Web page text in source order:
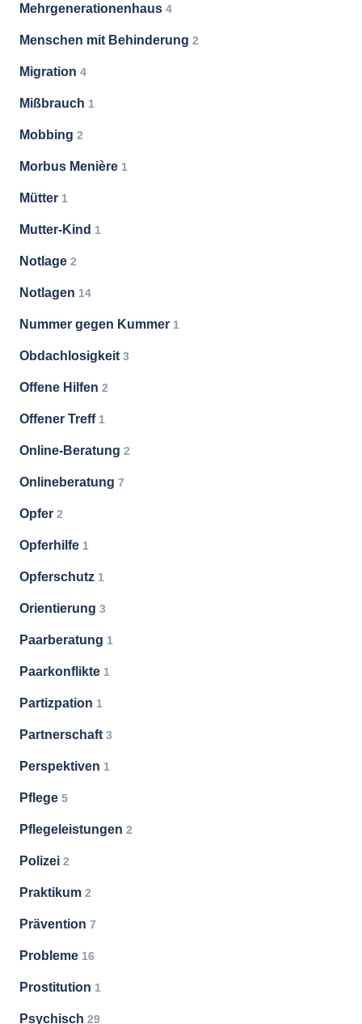
Mehrgenerationenhaus 4
Menschen mit Behinderung 2
Migration 4
Mißbrauch 1
Mobbing 2
Morbus Menière 1
Mütter 1
Mutter-Kind 1
Notlage 2
Notlagen 14
Nummer gegen Kummer 1
Obdachlosigkeit 3
Offene Hilfen 2
Offener Treff 1
Online-Beratung 2
Onlineberatung 7
Opfer 2
Opferhilfe 1
Opferschutz 1
Orientierung 3
Paarberatung 1
Paarkonflikte 1
Partizpation 1
Partnerschaft 3
Perspektiven 1
Pflege 5
Pflegeleistungen 2
Polizei 2
Praktikum 2
Prävention 7
Probleme 16
Prostitution 1
Psychisch 29